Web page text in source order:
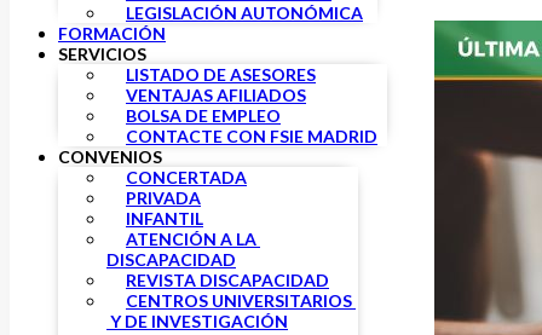
LEGISLACIÓN AUTONÓMICA
FORMACIÓN
SERVICIOS
LISTADO DE ASESORES
VENTAJAS AFILIADOS
BOLSA DE EMPLEO
CONTACTE CON FSIE MADRID
CONVENIOS
CONCERTADA
PRIVADA
INFANTIL
ATENCIÓN A LA
DISCAPACIDAD
REVISTA DISCAPACIDAD
CENTROS UNIVERSITARIOS
Y DE INVESTIGACIÓN